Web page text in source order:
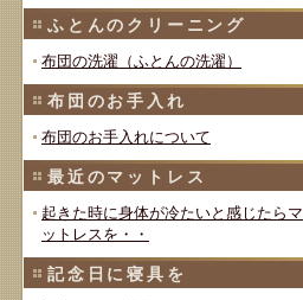
ふとんのクリーニング
布団の洗濯（ふとんの洗濯）
布団のお手入れ
布団のお手入れについて
最近のマットレス
起きた時に身体が冷たいと感じたらマ
ットレスを・・
記念日に寝具を